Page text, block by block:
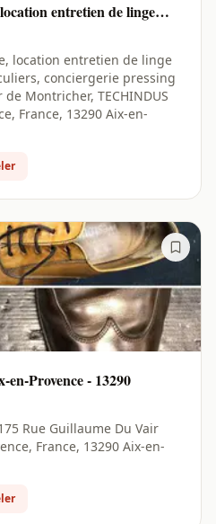
entretien de linge
conciergerie pressing
- 13290
location entretien de linge
conciergerie pressing
Montricher, TECHINDUS
France, 13290 Aix-en-
Provence - 13290
Rue Guillaume Du Vair
France, 13290 Aix-en-